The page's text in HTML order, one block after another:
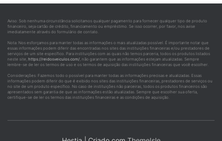
Aviso: Sob nenhuma circunstância solicitamos qualquer pagamento para fornecer qualquer tipo de produto
financeiro, seja cartão de crédito, financiamento ou empréstimo. Se isso ocorrer, por favor, nos avise
imediatamente através do formulário de contato.
Nota: Nos esforçamos para manter todas as informações o mais atualizadas possível. É importante notar que
essas informações podem diferir das encontradas nos sites das instituições financeiras e/ou prestadores de
serviços de um site específico. Para instituições com as quais não temos parceria, todos os produtos listados
neste site, https://reidosveiculos.com/, não garantem que as informações estejam atualizadas. Sempre
lembre-se de ler os termos de uso e os termos de aquisição das instituições financeiras que você escolher.
Considerações: Fazemos todo o possível para manter todas as informações precisas e atualizadas. Essas
informações podem diferir do que é exibido nos sites das instituições financeiras, prestadores de serviços ou
no site de um produto específico. No caso de instituições não parceiras, todos os produtos financeiros são
apresentados sem garantia de que as informações estão atualizadas. Sempre que escolher sua oferta,
certifique-se de ler os termos das instituições financeiras e as condições de aquisição.